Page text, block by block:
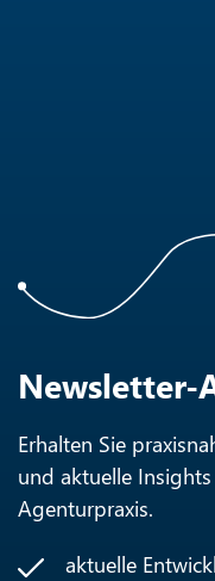
Newsletter-
Erhalten Sie
und aktuelle
Agenturpraxis.
aktuelle